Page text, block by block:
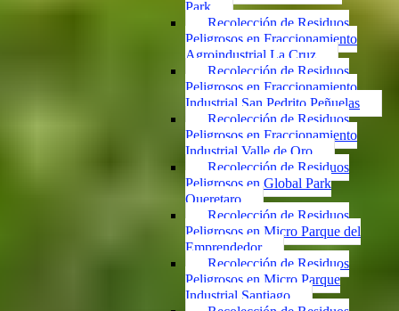
Park
Recolección de Residuos
Peligrosos en Fraccionamiento
Agroindustrial La Cruz
Recolección de Residuos
Peligrosos en Fraccionamiento
Industrial San Pedrito Peñuelas
Recolección de Residuos
Peligrosos en Fraccionamiento
Industrial Valle de Oro
Recolección de Residuos
Peligrosos en Global Park
Queretaro
Recolección de Residuos
Peligrosos en Micro Parque del
Emprendedor
Recolección de Residuos
Peligrosos en Micro Parque
Industrial Santiago